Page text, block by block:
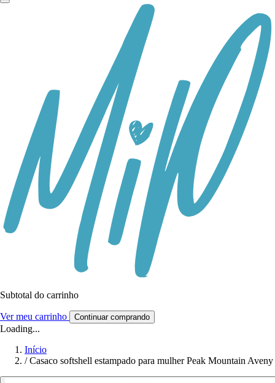
Subtotal do carrinho
Ver meu carrinho Continuar comprando
Loading...
Início
/ Casaco softshell estampado para mulher Peak Mountain Aveny